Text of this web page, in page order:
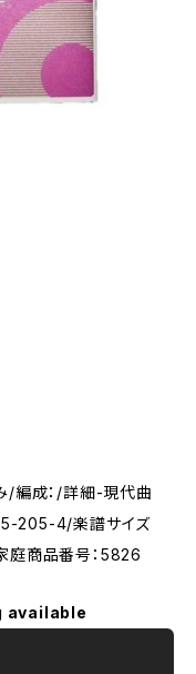
/編成：/詳細-現代曲
205-4/楽譜サイズ
庭商品番号：5826
available